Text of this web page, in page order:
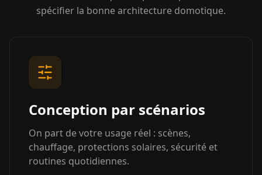
spécifier la bonne architecture domotique.
Conception par scénarios
On part de votre usage réel : scènes,
chauffage, protections solaires, sécurité et
routines quotidiennes.